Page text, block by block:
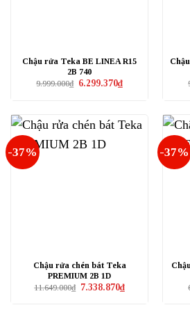
Chậu rửa Teka BE LINEA R15
2B 740
9.999.000₫ Giá
6.299.370₫Giá
hiện
-37%
Chậu rửa chén bát Teka
PREMIUM 2B 1D
11.649.000₫ Giá
7.338.870₫Giá
hiện
-37%